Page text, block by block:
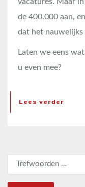
de 400.000 aan,
dat het nauwelijks
Laten we eens
u even mee?
Lees verder
Zoeken naar: